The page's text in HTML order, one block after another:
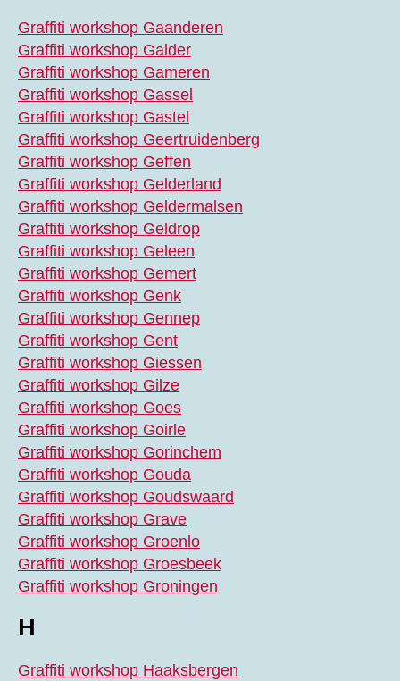
Graffiti workshop Gaanderen
Graffiti workshop Galder
Graffiti workshop Gameren
Graffiti workshop Gassel
Graffiti workshop Gastel
Graffiti workshop Geertruidenberg
Graffiti workshop Geffen
Graffiti workshop Gelderland
Graffiti workshop Geldermalsen
Graffiti workshop Geldrop
Graffiti workshop Geleen
Graffiti workshop Gemert
Graffiti workshop Genk
Graffiti workshop Gennep
Graffiti workshop Gent
Graffiti workshop Giessen
Graffiti workshop Gilze
Graffiti workshop Goes
Graffiti workshop Goirle
Graffiti workshop Gorinchem
Graffiti workshop Gouda
Graffiti workshop Goudswaard
Graffiti workshop Grave
Graffiti workshop Groenlo
Graffiti workshop Groesbeek
Graffiti workshop Groningen
H
Graffiti workshop Haaksbergen